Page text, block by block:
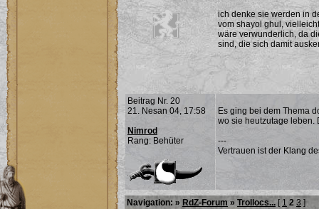
ich denke sie werden in
vom shayol ghul,
wäre verwunderlich, da
sind, die sich damit
Beitrag Nr. 20
21. Nesan 04, 17:58
Nimrod
Rang: Behüter
Es ging bei dem Thema
wo sie heutzutage leben.
---
Vertrauen ist der Klang
Navigation: » RdZ-Forum » Trollocs... [ 1 2 3 ]